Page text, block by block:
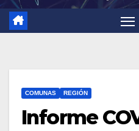
COMUNAS REGIÓN
Informe